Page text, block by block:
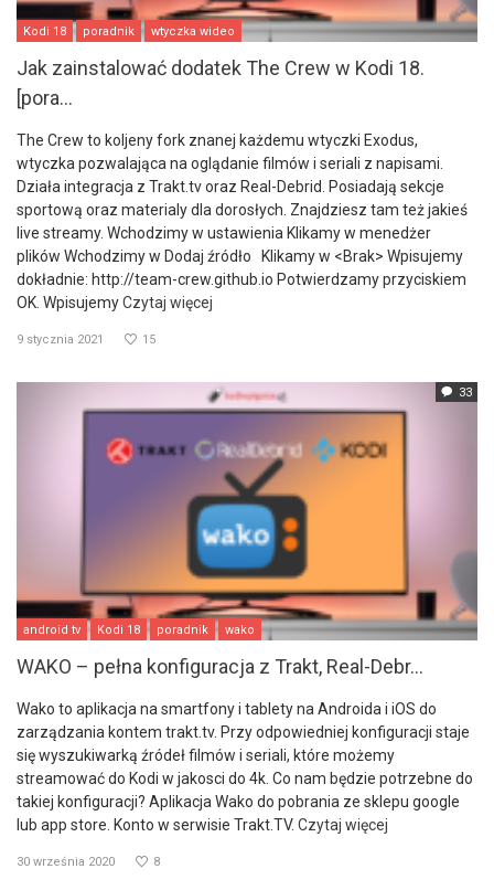
Kodi 18 poradnik wtyczka wideo
Jak zainstalować dodatek The Crew w Kodi 18.
[pora...
The Crew to koljeny fork znanej każdemu wtyczki Exodus,
wtyczka pozwalająca na oglądanie filmów i seriali z napisami.
Działa integracja z Trakt.tv oraz Real-Debrid. Posiadają sekcje
sportową oraz materialy dla dorosłych. Znajdziesz tam też jakieś
live streamy. Wchodzimy w ustawienia Klikamy w menedżer
plików Wchodzimy w Dodaj źródło Klikamy w <Brak> Wpisujemy
dokładnie: http://team-crew.github.io Potwierdzamy przyciskiem
OK. WpisujemyCzytaj więcej
9 stycznia 2021 15
33
android tv Kodi 18 poradnik wako
WAKO – pełna konfiguracja z Trakt, Real-Debr...
Wako to aplikacja na smartfony i tablety na Androida i iOS do
zarządzania kontem trakt.tv. Przy odpowiedniej konfiguracji staje
się wyszukiwarką źródeł filmów i seriali, które możemy
streamować do Kodi w jakosci do 4k. Co nam będzie potrzebne do
takiej konfiguracji? Aplikacja Wako do pobrania ze sklepu google
lub app store. Konto w serwisie Trakt.TV. Czytaj więcej
30 września 2020 8